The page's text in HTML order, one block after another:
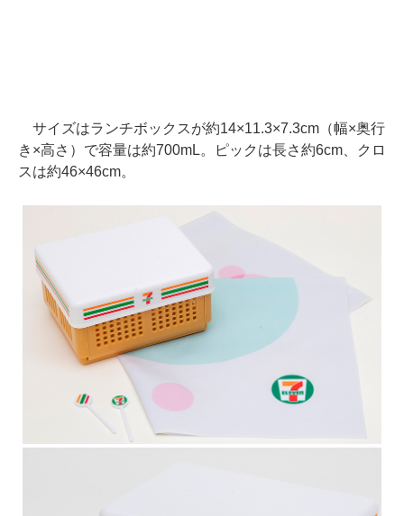
サイズはランチボックスが約14×11.3×7.3cm（幅×奥行
き×高さ）で容量は約700mL。ピックは長さ約6cm、クロ
スは約46×46cm。